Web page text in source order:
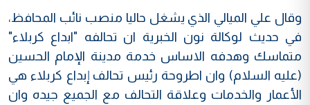
وقال علي الميالي الذي يشغل حاليا منصب نائب المحافظ،
في حديث لوكالة نون الخبرية ان تحالفه "ابداع كربلاء"
متماسك وهدفه الاساس خدمة مدينة الإمام الحسين
(عليه السلام) وان اطروحة رئيس تحالف إبداع كربلاء هي
الأعمار والخدمات وعلاقة التحالف مع الجميع جيده وان